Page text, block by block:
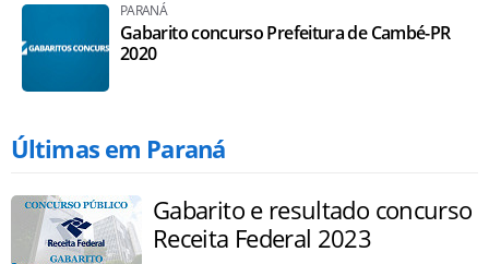
PARANÁ
Gabarito concurso Prefeitura de Cambé-PR
2020
Últimas em Paraná
Gabarito e resultado concurso
Receita Federal 2023